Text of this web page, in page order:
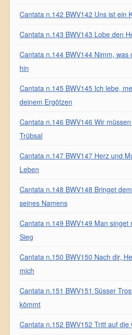
Cantata n.142 BWV142 Uns ist ein
Cantata n.143 BWV143 Lobe den
Cantata n.144 BWV144 Nimm, was
hin
Cantata n.145 BWV145 Ich lebe,
deinem Ergötzen
Cantata n.146 BWV146 Wir
Trübsal
Cantata n.147 BWV147 Herz und
Leben
Cantata n.148 BWV148 Bringet
seines Namens
Cantata n.149 BWV149 Man singet
Sieg
Cantata n.150 BWV150 Nach dir,
mich
Cantata n.151 BWV151 Süsser
kömmt
Cantata n.152 BWV152 Tritt auf die